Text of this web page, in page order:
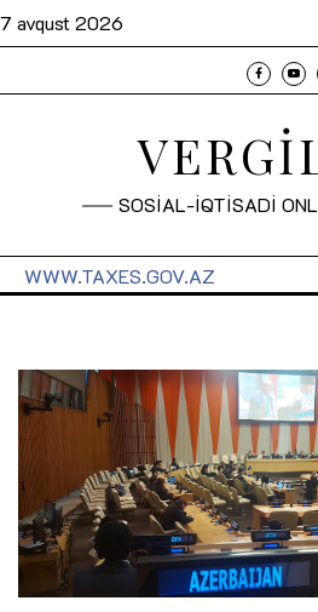
7 avqust 2026
SOSİAL-İQTİSADİ
WWW.TAXES.GOV.AZ